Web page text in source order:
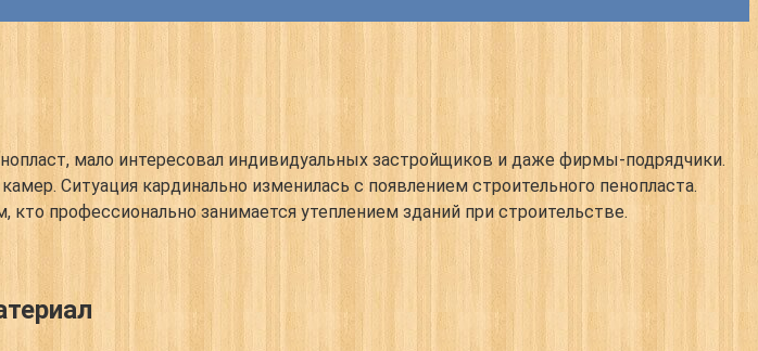
мало интересовал индивидуальных застройщиков и даже фирмы-подрядчики.
Ситуация кардинально изменилась с появлением строительного пенопласта.
профессионально занимается утеплением зданий при строительстве.